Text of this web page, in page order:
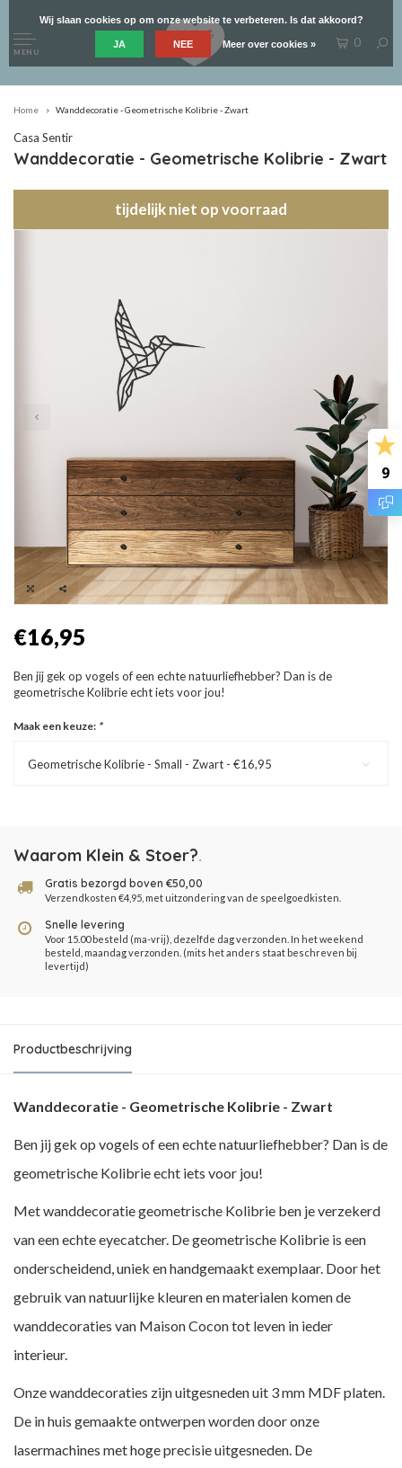
9
MENU
0
Home Wanddecoratie - Geometrische Kolibrie - Zwart
Casa Sentir
Wanddecoratie - Geometrische Kolibrie - Zwart
tijdelijk niet op voorraad
€16,95
Ben jij gek op vogels of een echte natuurliefhebber? Dan is de
geometrische Kolibrie echt iets voor jou!
Maak een keuze: *
Geometrische Kolibrie - Small - Zwart - €16,95
Waarom Klein & Stoer?.
Gratis bezorgd boven €50,00
Verzendkosten €4,95, met uitzondering van de speelgoedkisten.
Snelle levering
Voor 15.00 besteld (ma-vrij), dezelfde dag verzonden. In het weekend
besteld, maandag verzonden. (mits het anders staat beschreven bij
levertijd)
Productbeschrijving
Wanddecoratie - Geometrische Kolibrie - Zwart
Ben jij gek op vogels of een echte natuurliefhebber? Dan is de
geometrische Kolibrie echt iets voor jou!
Met wanddecoratie geometrische Kolibrie ben je verzekerd
van een echte eyecatcher. De geometrische Kolibrie is een
onderscheidend, uniek en handgemaakt exemplaar. Door het
gebruik van natuurlijke kleuren en materialen komen de
wanddecoraties van Maison Cocon tot leven in ieder
interieur.
Onze wanddecoraties zijn uitgesneden uit 3 mm MDF platen.
De in huis gemaakte ontwerpen worden door onze
lasermachines met hoge precisie uitgesneden. De
Wij slaan cookies op om onze website te verbeteren. Is dat akkoord?
JA NEE Meer over cookies »